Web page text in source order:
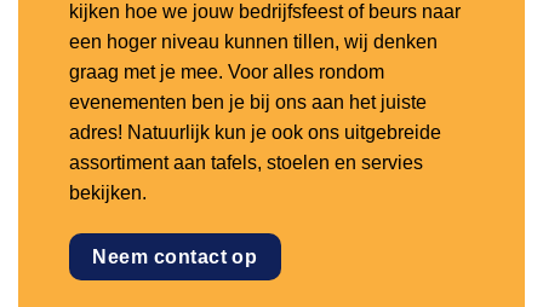
kijken hoe we jouw bedrijfsfeest of beurs naar
een hoger niveau kunnen tillen, wij denken
graag met je mee. Voor alles rondom
evenementen ben je bij ons aan het juiste
adres! Natuurlijk kun je ook ons uitgebreide
assortiment aan tafels, stoelen en servies
bekijken.
Neem contact op